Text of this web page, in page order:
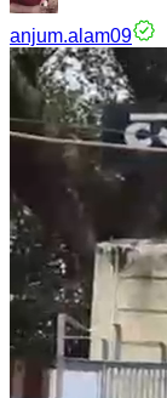
anjum.alam09